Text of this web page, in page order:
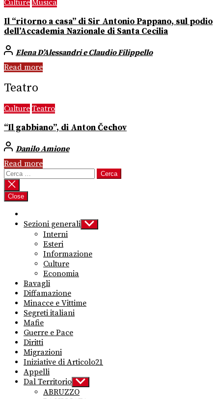
Culture Musica
Il “ritorno a casa” di Sir Antonio Pappano, sul podio
dell’Accademia Nazionale di Santa Cecilia
Elena D’Alessandri e Claudio Filippello
Read more
Teatro
Culture Teatro
“Il gabbiano”, di Anton Čechov
Danilo Amione
Read more
Ricerca
per:
Close
Sezioni generali Show
sub
Interni
Esteri
Informazione
Culture
Economia
Bavagli
Diffamazione
Minacce e Vittime
Segreti italiani
Mafie
Guerre e Pace
Diritti
Migrazioni
Iniziative di Articolo21
Appelli
Dal Territorio Show
sub
menu
ABRUZZO